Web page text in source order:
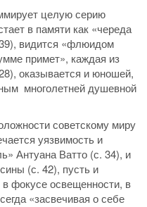
целую серию
в памяти как «череда
видится «флюидом
примет», каждая из
оказывается и юношей,
многолетней душевной
советскому миру
уязвимость и
Антуана Ватто (с. 34), и
(с. 42), пусть и
фокусе освещенности, в
«засвечивая о себе